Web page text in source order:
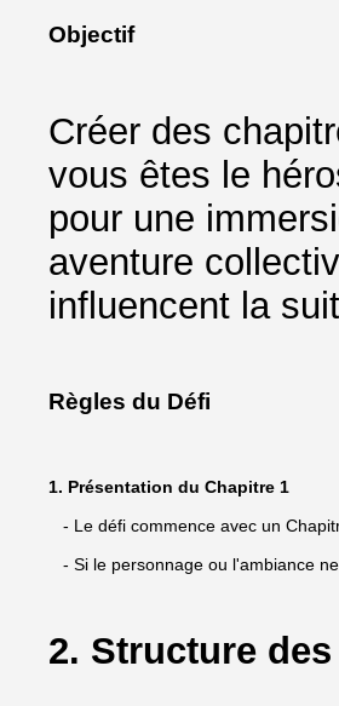
Objectif
Créer des
vous êtes le
pour une
aventure
influencent la
Règles du Défi
1. Présentation du Chapitre 1
- Le défi commence avec un
- Si le personnage ou l'ambiance
2. Structure